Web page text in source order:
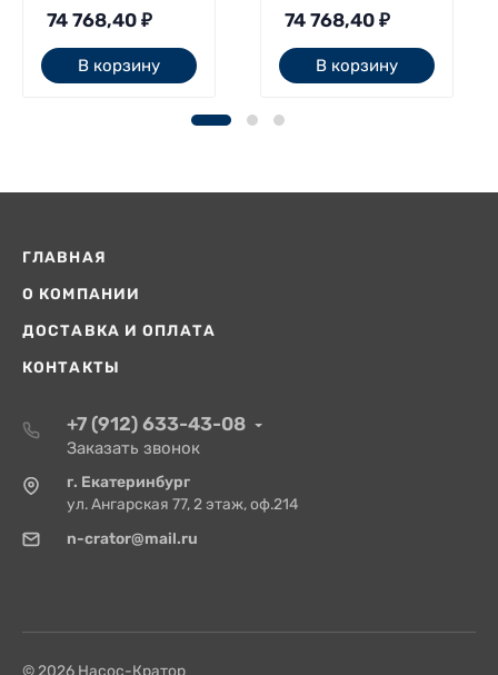
74 768,40 ₽
В корзину
74 768,40 ₽
В корзину
ГЛАВНАЯ
О КОМПАНИИ
ДОСТАВКА И ОПЛАТА
КОНТАКТЫ
+7 (912) 633-43-08
Заказать звонок
г. Екатеринбург
ул. Ангарская 77, 2 этаж, оф.214
n-crator@mail.ru
© 2026 Насос-Кратор